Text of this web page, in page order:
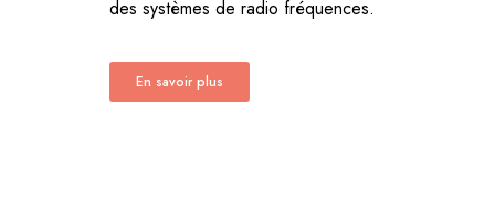
des systèmes de radio fréquences.
En savoir plus